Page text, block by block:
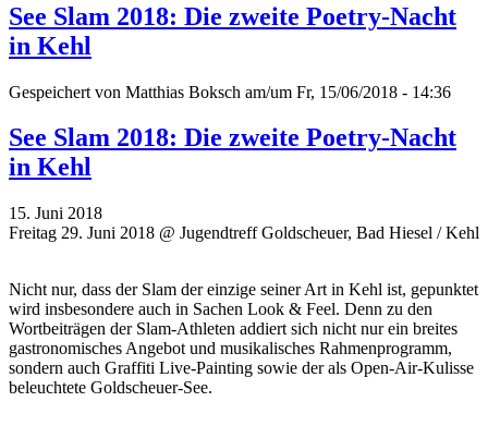
See Slam 2018: Die zweite Poetry-Nacht
in Kehl
Gespeichert von Matthias Boksch am/um Fr, 15/06/2018 - 14:36
See Slam 2018: Die zweite Poetry-Nacht
in Kehl
15. Juni 2018
Freitag 29. Juni 2018 @ Jugendtreff Goldscheuer, Bad Hiesel / Kehl
Nicht nur, dass der Slam der einzige seiner Art in Kehl ist, gepunktet
wird insbesondere auch in Sachen Look & Feel. Denn zu den
Wortbeiträgen der Slam-Athleten addiert sich nicht nur ein breites
gastronomisches Angebot und musikalisches Rahmenprogramm,
sondern auch Graffiti Live-Painting sowie der als Open-Air-Kulisse
beleuchtete Goldscheuer-See.